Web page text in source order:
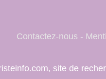
Contactez-nous -
site de